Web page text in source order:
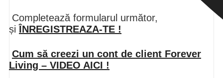
Completează formularul următor,
și ÎNREGISTREAZA-TE !
Cum să creezi un cont de client Forever
Living – VIDEO AICI !